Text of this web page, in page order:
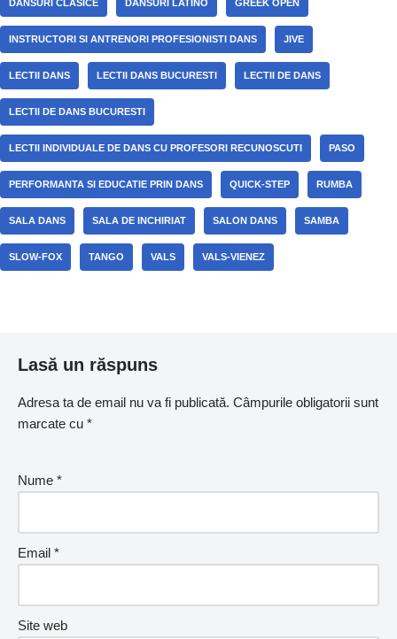
DANSURI CLASICE DANSURI LATINO GREEK OPEN
INSTRUCTORI SI ANTRENORI PROFESIONISTI DANS JIVE
LECTII DANS LECTII DANS BUCURESTI LECTII DE DANS
LECTII DE DANS BUCURESTI
LECTII INDIVIDUALE DE DANS CU PROFESORI RECUNOSCUTI PASO
PERFORMANTA SI EDUCATIE PRIN DANS QUICK-STEP RUMBA
SALA DANS SALA DE INCHIRIAT SALON DANS SAMBA
SLOW-FOX TANGO VALS VALS-VIENEZ
Lasă un răspuns
Adresa ta de email nu va fi publicată. Câmpurile obligatorii sunt
marcate cu *
Nume *
Email *
Site web